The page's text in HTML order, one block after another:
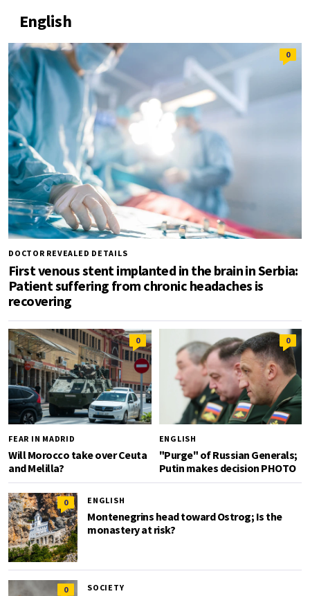
English
0
DOCTOR REVEALED DETAILS
First venous stent implanted in the brain in Serbia:
Patient suffering from chronic headaches is
recovering
0
FEAR IN MADRID
Will Morocco take over Ceuta
and Melilla?
0
ENGLISH
"Purge" of Russian Generals;
Putin makes decision PHOTO
0 ENGLISH
Montenegrins head toward Ostrog; Is the
monastery at risk?
0 SOCIETY